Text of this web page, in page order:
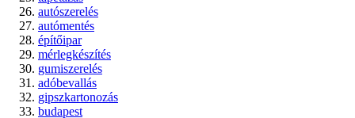
autószerelés
autómentés
építőipar
mérlegkészítés
gumiszerelés
adóbevallás
gipszkartonozás
budapest